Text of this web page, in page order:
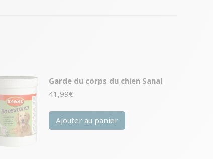
Garde du corps du chien Sanal
41,99€
Ajouter au panier